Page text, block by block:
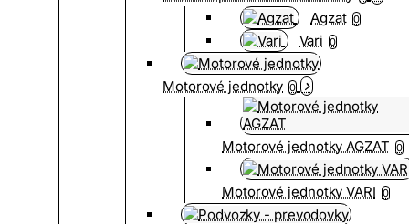
Agzat 0
Vari 0
Motorové jednotky 0
Motorové jednotky AGZAT 0
Motorové jednotky VARI 0